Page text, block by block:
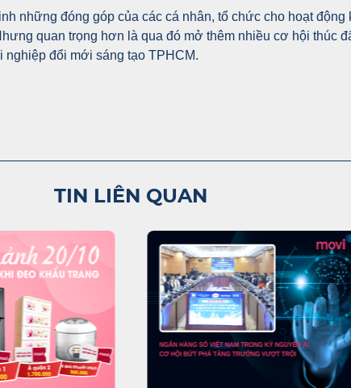
những đóng góp của các cá nhân, tổ chức cho hoạt động
quan trọng hơn là qua đó mở thêm nhiều cơ hội thúc
đổi mới sáng tạo TPHCM.
TIN LIÊN QUAN